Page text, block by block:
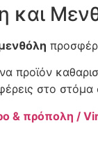
και
προϊόν
στο στόμα
& πρόπολη /